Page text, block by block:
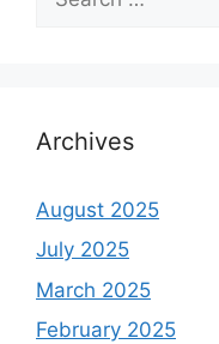
for:
Archives
August 2025
July 2025
March 2025
February 2025